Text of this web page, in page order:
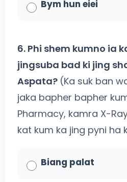
Bym hun eiei
6. Phi shem kumno ia
jingsuba bad ki jing
Aspata? (Ka suk ban
jaka bapher bapher
Pharmacy, kamra X-
kat kum ka jing pyni ha
Biang palat